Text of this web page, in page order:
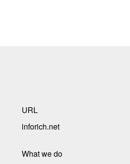
URL
inforich.net
What we do